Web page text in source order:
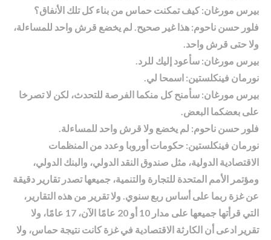
بيرس مورغان: كيف تمكنت حماس من بناء كل تلك الأنفاق؟
فلور حسن ناحوم: هذا غير صحيح. لم يخضع قرش واحد للمساءلة،
ولا حتى قرش واحد.
بيرس مورغان: سأعود إليك للرد.
نورمان فينكلستين: اسمحا لي.
بيرس مورغان: سأمنح كل منكما الفرصة للتحدث، لكن لا تصرخا
على بعضكما البعض.
فلور حسن ناحوم: لم يخضع ولا قرش واحد للمساءلة.
نورمان فينكلستين: حكومات أوروبا وعدد من المنظمات
الاقتصادية الدولية، مثل صندوق النقد الدولي، والبنك الدولي،
ومؤتمر الأمم المتحدة للتجارة والتنمية، جميعها تصدر تقارير دقيقة
عن غزة ربما على أساس ربع سنوي. ولا تقرير من هذه التقارير،
التي قرأتها جميعها على مدار 10 أو 20 عامًا الآن، 17 عامًا، ولا
تقرير ادعى أن الكارثة الاقتصادية في غزة كانت نتيجة حماس، ولا